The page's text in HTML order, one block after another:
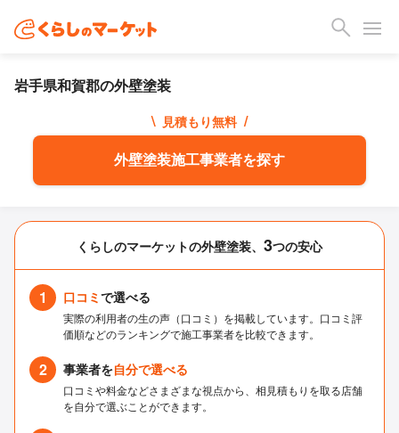
岩手県和賀郡の外壁塗装
\ 見積もり無料 /
外壁塗装施工事業者を探す
くらしのマーケットの外壁塗装、 3つの安心
1 口コミで選べる
実際の利用者の生の声（口コミ）を掲載しています。口コミ評
価順などのランキングで施工事業者を比較できます。
2 事業者を自分で選べる
口コミや料金などさまざまな視点から、相見積もりを取る店舗
を自分で選ぶことができます。